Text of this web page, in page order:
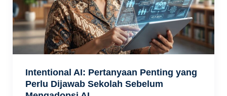
Intentional AI: Pertanyaan Penting yang
Perlu Dijawab Sekolah Sebelum